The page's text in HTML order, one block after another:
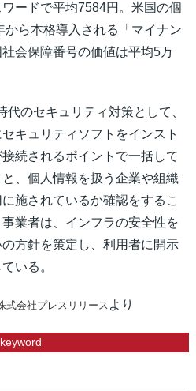
ードで平均7584円。米国の個
から本格導入される「マイナン
会保障番号の価値は平均5万
代のセキュリティ対策として、
キュリティソフトをインスト
続されるポイントで一括して
、個人情報を扱う企業や組織
施されているか確認をするこ
業者は、インフラの安全性を
方針を策定し、利用者に開示
いる。
式会社プレスリリース より
keyword